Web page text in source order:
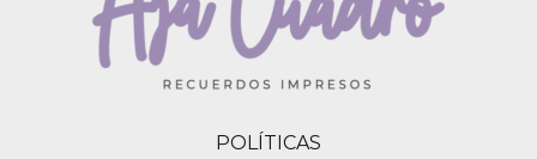
POLÍTICAS